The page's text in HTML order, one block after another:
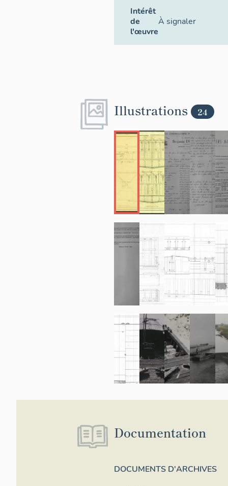
Intérêt
de
l'œuvre
À signaler
Illustrations 24
Documentation
DOCUMENTS D'ARCHIVES